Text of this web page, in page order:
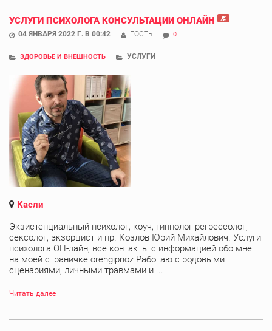
УСЛУГИ ПСИХОЛОГА КОНСУЛЬТАЦИИ ОНЛАЙН
04 ЯНВАРЯ 2022 Г. В 00:42 ГОСТЬ 0
ЗДОРОВЬЕ И ВНЕШНОСТЬ УСЛУГИ
Касли
Экзистенциальный психолог, коуч, гипнолог регрессолог,
сексолог, экзорцист и пр. Козлов Юрий Михайлович. Услуги
психолога ОН-лайн, все контакты с информацией обо мне:
на моей страничке orengipnoz Работаю с родовыми
сценариями, личными травмами и ...
Читать далее